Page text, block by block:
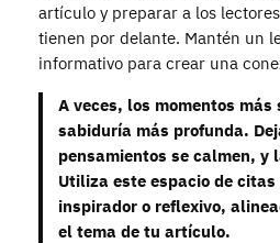
artículo y preparar a los
tienen por delante. Mantén un
informativo para crear una
A veces, los momentos
sabiduría más profunda.
pensamientos se calmen,
Utiliza este espacio de
inspirador o reflexivo,
el tema de tu artículo.